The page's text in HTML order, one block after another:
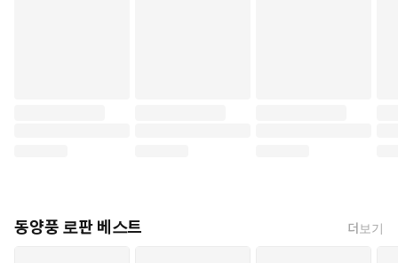
동양풍 로판 베스트 더보기